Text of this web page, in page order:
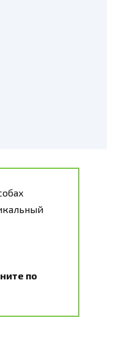
по